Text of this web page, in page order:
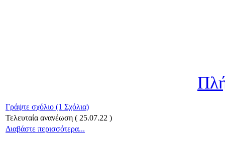
Γράψτε σχόλιο (1 Σχόλια)
Τελευταία ανανέωση ( 25.07.22 )
Διαβάστε περισσότερα...